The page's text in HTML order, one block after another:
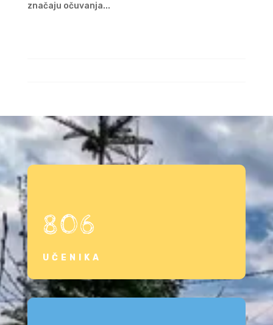
značaju očuvanja...
806
UČENIKA